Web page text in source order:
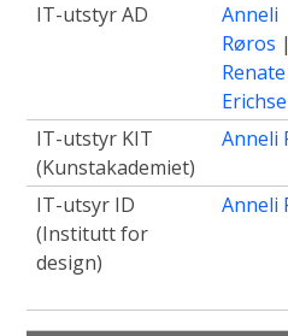
IT-utstyr AD
Anneli
Røros |
Renate
IT-utstyr KIT
(Kunstakademiet)
Anneli
IT-utsyr ID
(Institutt for
design)
Anneli